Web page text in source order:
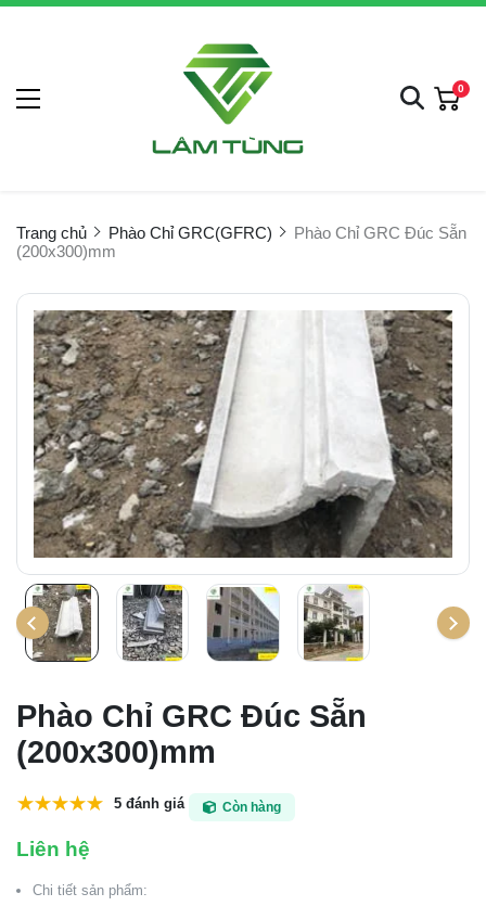
0
Trang chủ Phào Chỉ GRC(GFRC)
Phào Chỉ GRC Đúc Sẵn
(200x300)mm
Phào Chỉ GRC Đúc Sẵn
(200x300)mm
5 đánh giá Còn hàng
Liên hệ
Chi tiết sản phẩm: